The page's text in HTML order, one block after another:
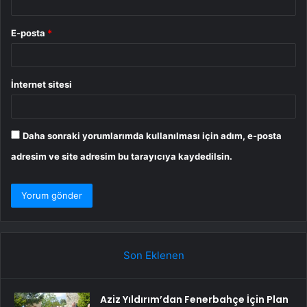
E-posta *
İnternet sitesi
Daha sonraki yorumlarımda kullanılması için adım, e-posta
adresim ve site adresim bu tarayıcıya kaydedilsin.
Son Eklenen
Aziz Yıldırım’dan Fenerbahçe İçin Plan